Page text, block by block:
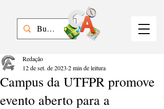
Campus da UTFPR promove
evento aberto para a
Redação
12 de set. de 2023 2 min de leitura